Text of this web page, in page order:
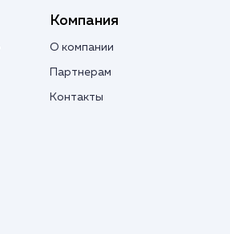
Компания
О компании
Партнерам
Контакты